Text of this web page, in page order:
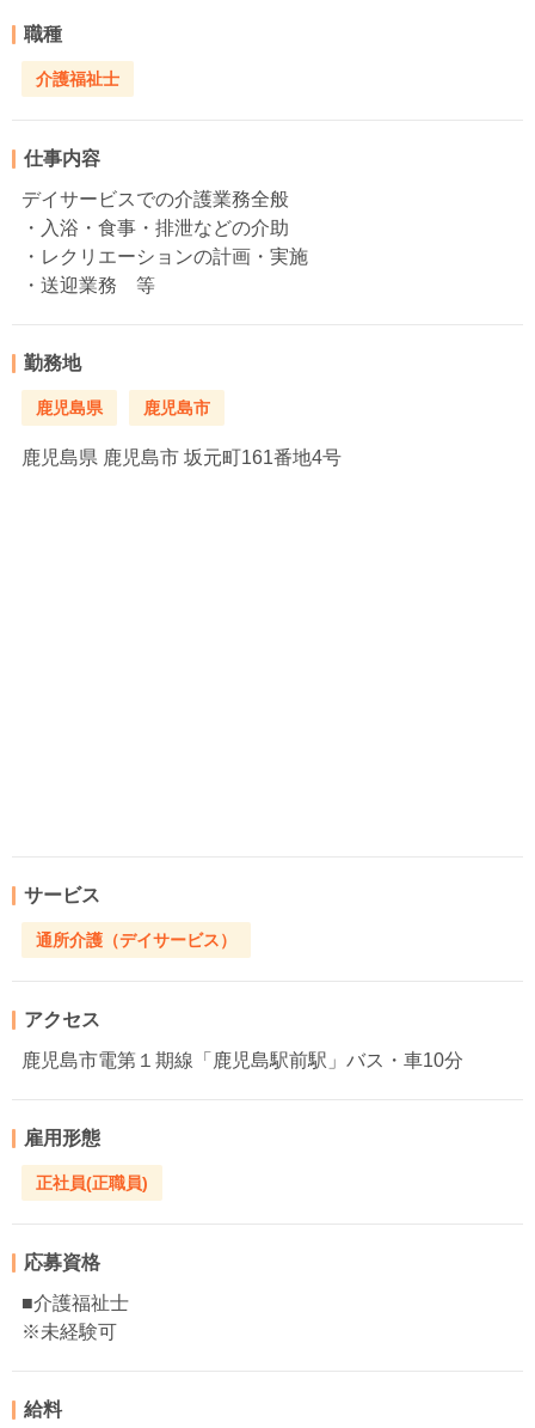
職種
介護福祉士
仕事内容
デイサービスでの介護業務全般
・入浴・食事・排泄などの介助
・レクリエーションの計画・実施
・送迎業務 等
勤務地
鹿児島県 鹿児島市
鹿児島県 鹿児島市 坂元町161番地4号
サービス
通所介護（デイサービス）
アクセス
鹿児島市電第１期線「鹿児島駅前駅」バス・車10分
雇用形態
正社員(正職員)
応募資格
■介護福祉士
※未経験可
給料